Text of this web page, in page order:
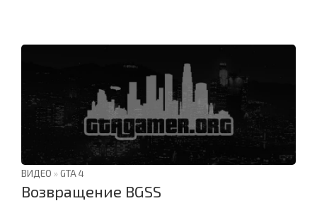
ВИДЕО » GTA 4
Возвращение BGSS